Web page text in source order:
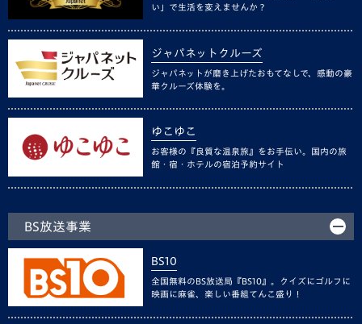
い」で生活を変えませんか？
ジャパネットクルーズ
ジャパネットが磨き上げたおもてなしで、感動の豪
華クルーズ体験を。
ゆこゆこ
お客様の『良質な温泉旅』をお手伝い。国内の旅
館・宿・ホテルの宿泊予約サイト
BS放送事業
BS10
全国無料のBS放送局『BS10』。クイズにゴルフに
映画に麻雀、楽しい番組てんこ盛り！